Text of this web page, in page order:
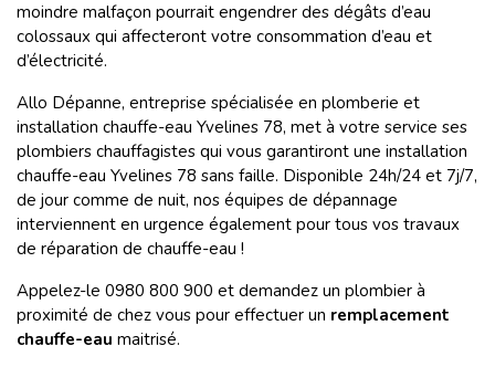
moindre malfaçon pourrait engendrer des dégâts d’eau
colossaux qui affecteront votre consommation d’eau et
d’électricité.
Allo Dépanne, entreprise spécialisée en plomberie et
installation chauffe-eau Yvelines 78, met à votre service ses
plombiers chauffagistes qui vous garantiront une installation
chauffe-eau Yvelines 78 sans faille. Disponible 24h/24 et 7j/7,
de jour comme de nuit, nos équipes de dépannage
interviennent en urgence également pour tous vos travaux
de réparation de chauffe-eau !
Appelez-le 0980 800 900 et demandez un plombier à
proximité de chez vous pour effectuer un remplacement
chauffe-eau maitrisé.